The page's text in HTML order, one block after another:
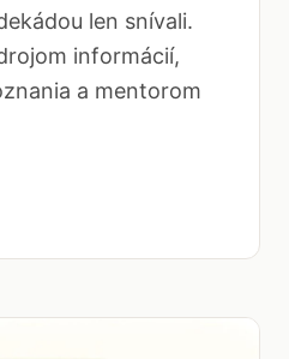
len snívali.
informácií,
a mentorom